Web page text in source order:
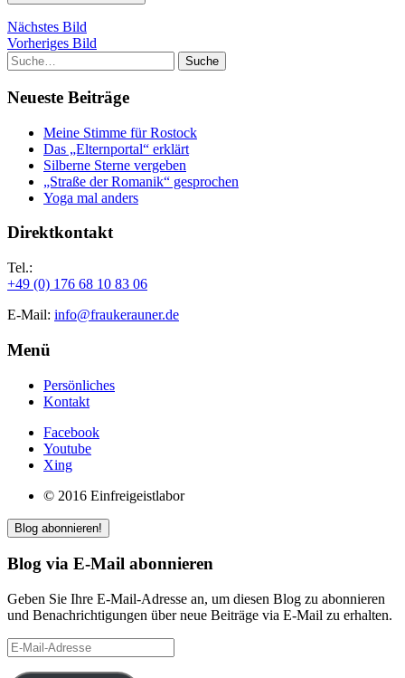
Nächstes Bild
Vorheriges Bild
Suche
Neueste Beiträge
Meine Stimme für Rostock
Das „Elternportal“ erklärt
Silberne Sterne vergeben
„Straße der Romanik“ gesprochen
Yoga mal anders
Direktkontakt
Tel.:
+49 (0) 176 68 10 83 06
E-Mail: info@fraukerauner.de
Menü
Persönliches
Kontakt
Facebook
Youtube
Xing
© 2016 Einfreigeistlabor
Blog abonnieren!
Blog via E-Mail abonnieren
Geben Sie Ihre E-Mail-Adresse an, um diesen Blog zu abonnieren
und Benachrichtigungen über neue Beiträge via E-Mail zu erhalten.
E-
Mail-